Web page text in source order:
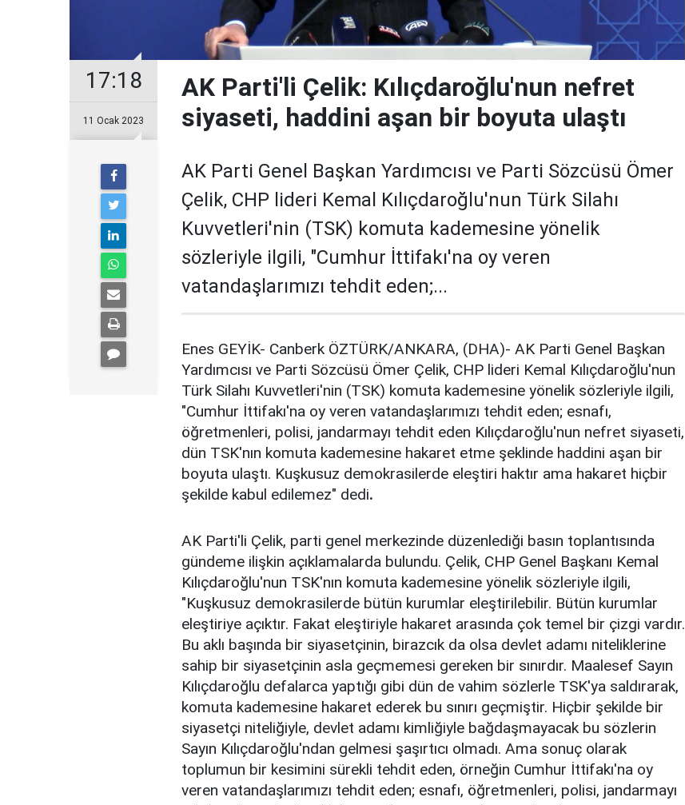
17:18
11 Ocak 2023
AK Parti'li Çelik: Kılıçdaroğlu'nun nefret
siyaseti, haddini aşan bir boyuta ulaştı
AK Parti Genel Başkan Yardımcısı ve Parti Sözcüsü Ömer
Çelik, CHP lideri Kemal Kılıçdaroğlu'nun Türk Silahı
Kuvvetleri'nin (TSK) komuta kademesine yönelik
sözleriyle ilgili, "Cumhur İttifakı'na oy veren
vatandaşlarımızı tehdit eden;...
Enes GEYİK- Canberk ÖZTÜRK/ANKARA, (DHA)- AK Parti Genel Başkan
Yardımcısı ve Parti Sözcüsü Ömer Çelik, CHP lideri Kemal Kılıçdaroğlu'nun
Türk Silahı Kuvvetleri'nin (TSK) komuta kademesine yönelik sözleriyle ilgili,
"Cumhur İttifakı'na oy veren vatandaşlarımızı tehdit eden; esnafı,
öğretmenleri, polisi, jandarmayı tehdit eden Kılıçdaroğlu'nun nefret siyaseti,
dün TSK'nın komuta kademesine hakaret etme şeklinde haddini aşan bir
boyuta ulaştı. Kuşkusuz demokrasilerde eleştiri haktır ama hakaret hiçbir
şekilde kabul edilemez" dedi.
AK Parti'li Çelik, parti genel merkezinde düzenlediği basın toplantısında
gündeme ilişkin açıklamalarda bulundu. Çelik, CHP Genel Başkanı Kemal
Kılıçdaroğlu'nun TSK'nın komuta kademesine yönelik sözleriyle ilgili,
"Kuşkusuz demokrasilerde bütün kurumlar eleştirilebilir. Bütün kurumlar
eleştiriye açıktır. Fakat eleştiriyle hakaret arasında çok temel bir çizgi vardır.
Bu aklı başında bir siyasetçinin, birazcık da olsa devlet adamı niteliklerine
sahip bir siyasetçinin asla geçmemesi gereken bir sınırdır. Maalesef Sayın
Kılıçdaroğlu defalarca yaptığı gibi dün de vahim sözlerle TSK'ya saldırarak,
komuta kademesine hakaret ederek bu sınırı geçmiştir. Hiçbir şekilde bir
siyasetçi niteliğiyle, devlet adamı kimliğiyle bağdaşmayacak bu sözlerin
Sayın Kılıçdaroğlu'ndan gelmesi şaşırtıcı olmadı. Ama sonuç olarak
toplumun bir kesimini sürekli tehdit eden, örneğin Cumhur İttifakı'na oy
veren vatandaşlarımızı tehdit eden; esnafı, öğretmenleri, polisi, jandarmayı